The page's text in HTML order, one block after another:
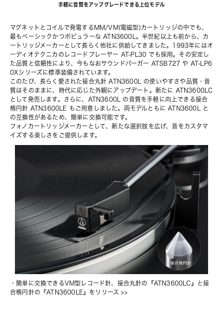
手軽に音質をアップグレードできる上位モデル
マグネットとコイルで発電するMM/VM(電磁型)カートリッジの中でも、
最もベーシックかつポピュラーな ATN3600L。半世紀以上も前から、カ
ートリッジメーカーとして長らく他社に供給してきました。1993年にはオ
ーディオテクニカのレコードプレーヤー AT-PL30 でも採用。その安定し
た品質と信頼性により、今もなおサウンドバーガー ATSB727 や AT-LP6
0Xシリーズに標準装備されています。
このたび、長らく愛された接合丸針 ATN3600L の使いやすさや品質・音
質はそのままに、時代に応じた外観にアップデート。新たに ATN3600LC
として発売します。さらに、ATN3600L の音質を手軽に向上できる接合
楕円針 ATN3600LE もご用意しました。両モデルともに ATN3600L と
の互換性があるため、簡単に交換可能です。
フォノカートリッジメーカーとして、新たな選択肢を広げ、音をカスタマ
イズする楽しさをご提供します。
・簡単に交換できるVM型レコード針、接合丸針の『ATN3600LC』と接
合楕円針の『ATN3600LE』をリリース >>